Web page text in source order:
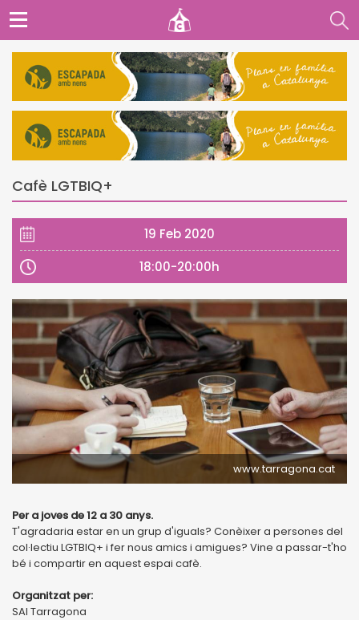
Cafè LGTBIQ+
19 Feb 2020
18:00-20:00h
www.tarragona.cat
Per a joves de 12 a 30 anys.
T'agradaria estar en un grup d'iguals? Conèixer a persones del
col·lectiu LGTBIQ+ i fer nous amics i amigues? Vine a passar-t'ho
bé i compartir en aquest espai cafè.
Organitzat per:
SAI Tarragona